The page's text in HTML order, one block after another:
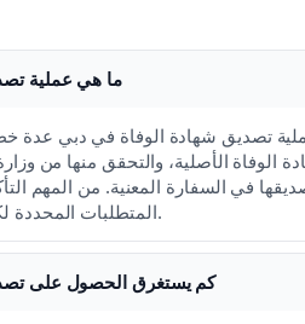
ما هي عملية
تصديق شهادة الوفاة في دبي عدة
الوفاة الأصلية، والتحقق منها من
في السفارة المعنية. من المهم
المتطلبات المحددة لكل سفارة، والتي قد تختلف.
كم يستغرق الحصول على